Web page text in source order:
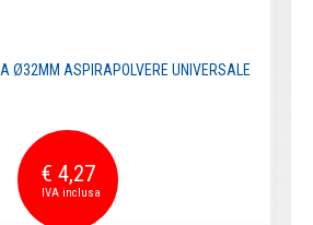
Ø32MM ASPIRAPOLVERE UNIVERSALE
€ 4,27